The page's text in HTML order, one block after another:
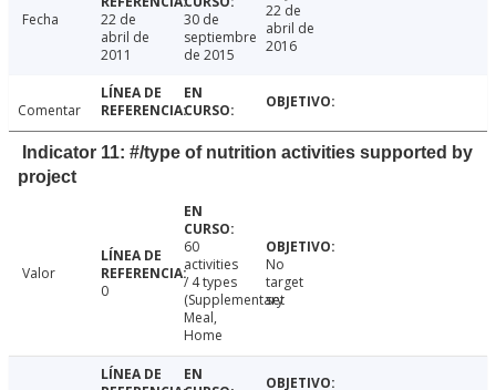
Fecha
22 de
abril de
2011
30 de
septiembre
de 2015
22 de
abril de
2016
Comentar
Indicator 11: #/type of nutrition activities supported by
project
Valor
0
60
activities
/ 4 types
(Supplementary
Meal,
Home
No
target
set